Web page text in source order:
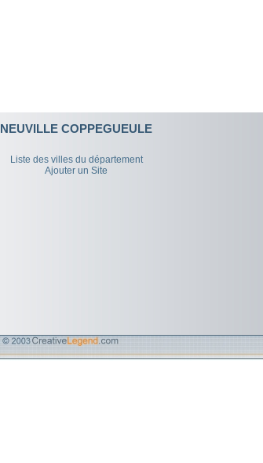
NEUVILLE COPPEGUEULE
Liste des villes du département
Ajouter un Site